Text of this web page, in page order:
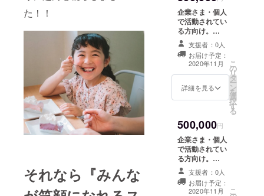
た！！
それなら『みんな
イズの
ケーキ
となり
ます。
コー
ヒー豆
は挽い
けいた
しま
生デコ
レー
ション
には大
豆・ゼ
を含み
ます。
お送り
させて
いただ
きま
す。
企業さま・個人
で活動されてい
る方向け。
R2.11.15～
R3.5.14の半年
間、御社の広告
を店内・WEBに
て掲載・掲示さ
せていただきま
レルギーをもつ
方々が多くい
らっしゃいま
す。 ターゲット
に近い企業の皆
さま、ぜひご支
援お願いいたし
ます。 ※掲示・
支援者：0人
お届け予定：
2020年11月
詳細を見る
こ
の
リ
タ
ー
ン
を
選
択
す
る
500,000円
企業さま・個人
で活動されてい
る方向け。
R2.11.15～
R3.11.14の1年
間、御社の広告
支援者：0人
お届け予定：
2020年11月
こ